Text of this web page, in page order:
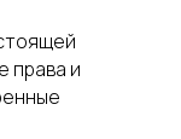
права и